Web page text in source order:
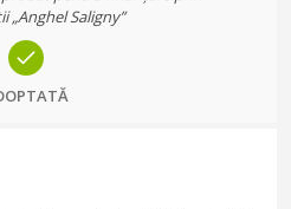
Saligny”